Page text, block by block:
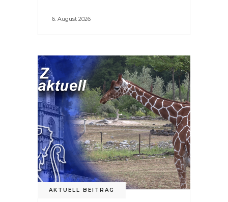
6. August 2026
AKTUELL BEITRAG